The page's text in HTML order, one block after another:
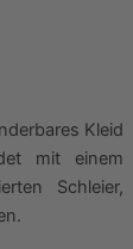
Kleid
mit einem
Schleier,